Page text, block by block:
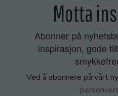
Motta
Abonner på
inspirasjon, gode
Ved å abonnere på vårt